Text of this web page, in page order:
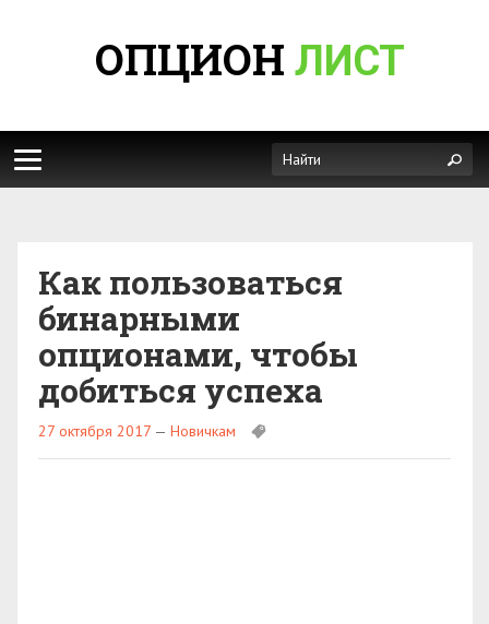
ОПЦИОН ЛИСТ
Как пользоваться
бинарными
опционами, чтобы
добиться успеха
27 октября 2017 — Новичкам